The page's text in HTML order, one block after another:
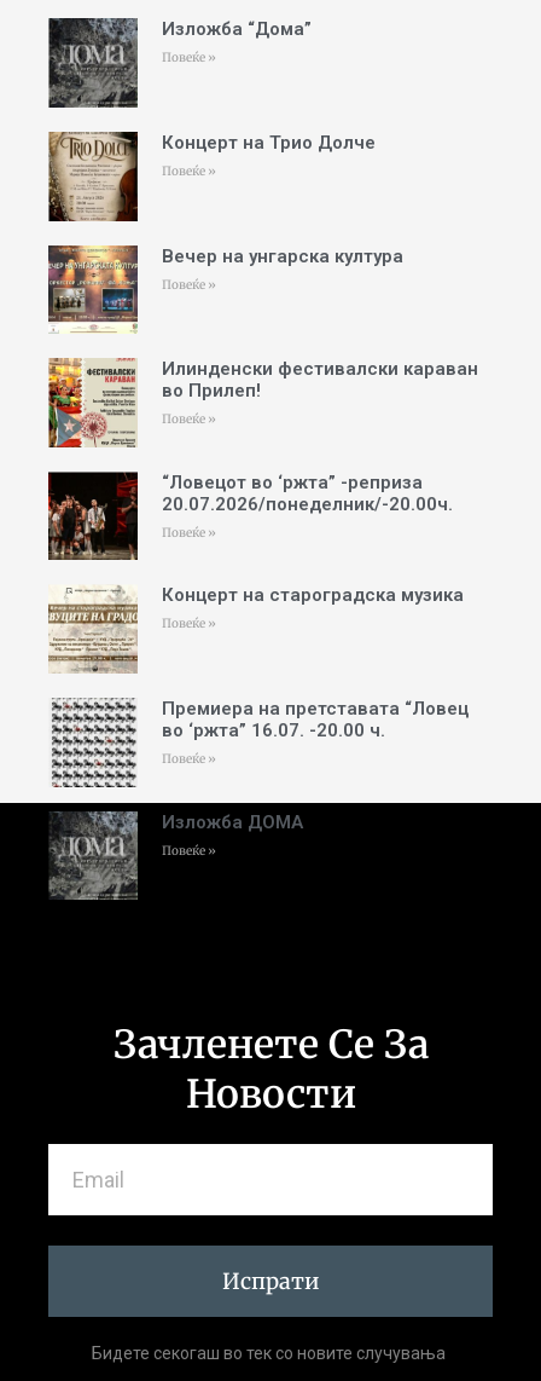
Изложба “Дома”
Повеќе »
Концерт на Трио Долче
Повеќе »
Вечер на унгарска култура
Повеќе »
Илинденски фестивалски караван
во Прилеп!
Повеќе »
“Ловецот во ‘ржта” -реприза
20.07.2026/понеделник/-20.00ч.
Повеќе »
Концерт на староградска музика
Повеќе »
Премиера на претставата “Ловец
во ‘ржта” 16.07. -20.00 ч.
Повеќе »
Изложба ДОМА
Повеќе »
Зачленете Се За
Новости
Испрати
Бидете секогаш во тек со новите случувања